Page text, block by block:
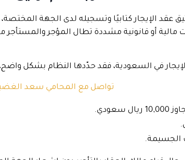
عقد الإيجار كتابيًا وتسجيله لدى الجهة
مالية أو قانونية مشددة تطال المؤجر
في السعودية، فقد حدّدها النظام بشكل
الجسيمة.